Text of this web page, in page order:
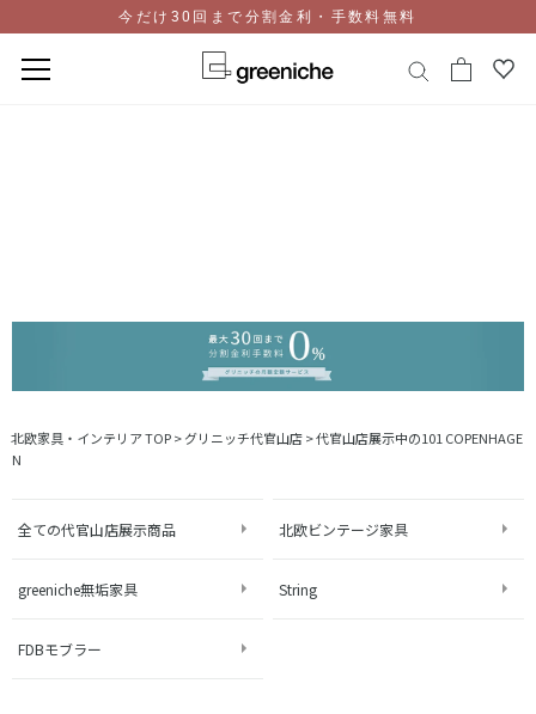
ッ
今だけ30回まで分割金利・手数料無料
北欧家具・インテリア TOP>グリニッチ代官山店>代官山店展示中の101 COPENHAGE
N
全ての代官山店展示商品 北欧ビンテージ家具
greeniche無垢家具 String
FDBモブラー